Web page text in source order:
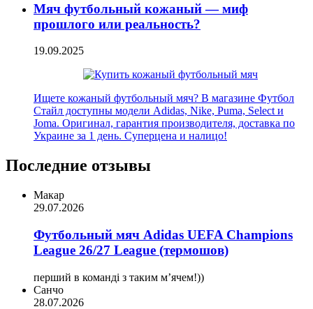
Мяч футбольный кожаный — миф
прошлого или реальность?
19.09.2025
Ищете кожаный футбольный мяч? В магазине Футбол
Стайл доступны модели Adidas, Nike, Puma, Select и
Joma. Оригинал, гарантия производителя, доставка по
Украине за 1 день. Суперцена и налицо!
Последние отзывы
Макар
29.07.2026
Футбольный мяч Adidas UEFA Champions
League 26/27 League (термошов)
перший в команді з таким мʼячем!))
Санчо
28.07.2026